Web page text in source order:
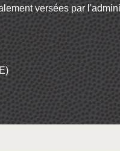
versées par